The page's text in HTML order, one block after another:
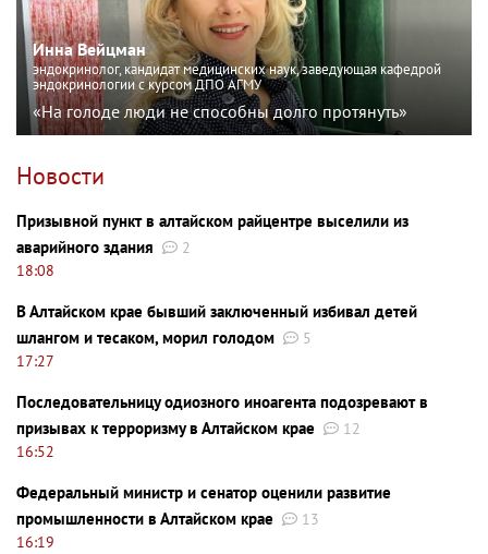
Инна Вейцман
эндокринолог, кандидат медицинских наук, заведующая кафедрой
эндокринологии с курсом ДПО АГМУ
«На голоде люди не способны долго протянуть»
Новости
Призывной пункт в алтайском райцентре выселили из
аварийного здания
2
18:08
В Алтайском крае бывший заключенный избивал детей
шлангом и тесаком, морил голодом
5
17:27
Последовательницу одиозного иноагента подозревают в
призывах к терроризму в Алтайском крае
12
16:52
Федеральный министр и сенатор оценили развитие
промышленности в Алтайском крае
13
16:19